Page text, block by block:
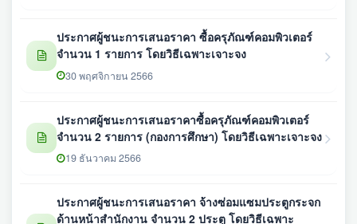
ประกาศผู้ชนะการเสนอราคา ซื้อครุภัณฑ์คอมพิวเตอร์
จำนวน 1 รายการ โดยวิธีเฉพาะเจาะจง
30 พฤศจิกายน 2566
ประกาศผู้ชนะการเสนอราคาซื้อครุภัณฑ์คอมพิวเตอร์
จำนวน 2 รายการ (กองการศึกษา) โดยวิธีเฉพาะเจาะจง
19 ธันวาคม 2566
ประกาศผู้ชนะการเสนอราคา จ้างซ่อมแซมประตูกระจก
ด้านหน้าสำนักงาน จำนวน 2 ประตู โดยวิธีเฉพาะ